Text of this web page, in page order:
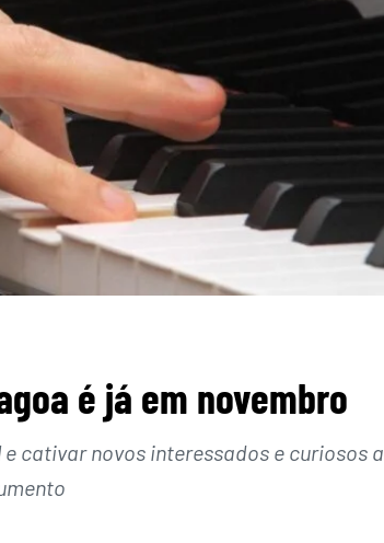
é já em novembro
cativar novos interessados e curiosos a